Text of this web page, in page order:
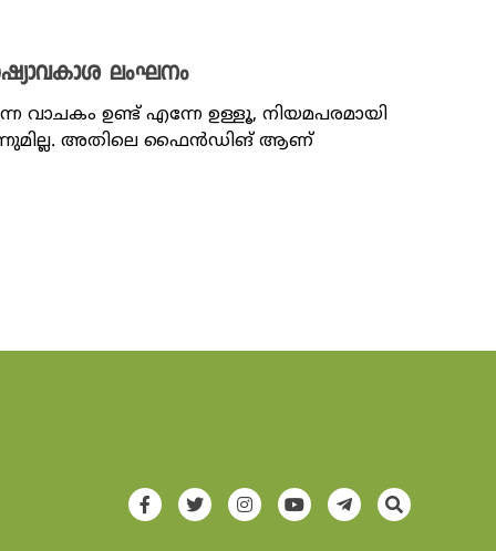
ലംഘനം
വാചകം ഉണ്ട് എന്നേ ഉള്ളൂ, നിയമപരമായി
അതിലെ ഫൈന്‍ഡിങ് ആണ്